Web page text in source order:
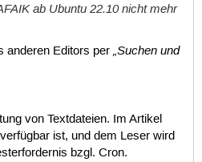
ab Ubuntu 22.10 nicht mehr
anderen Editors per „Suchen und
von Textdateien. Im Artikel
ist, und dem Leser wird
bzgl. Cron.